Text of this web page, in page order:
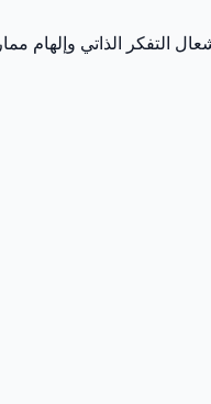
التفكر الذاتي وإلهام